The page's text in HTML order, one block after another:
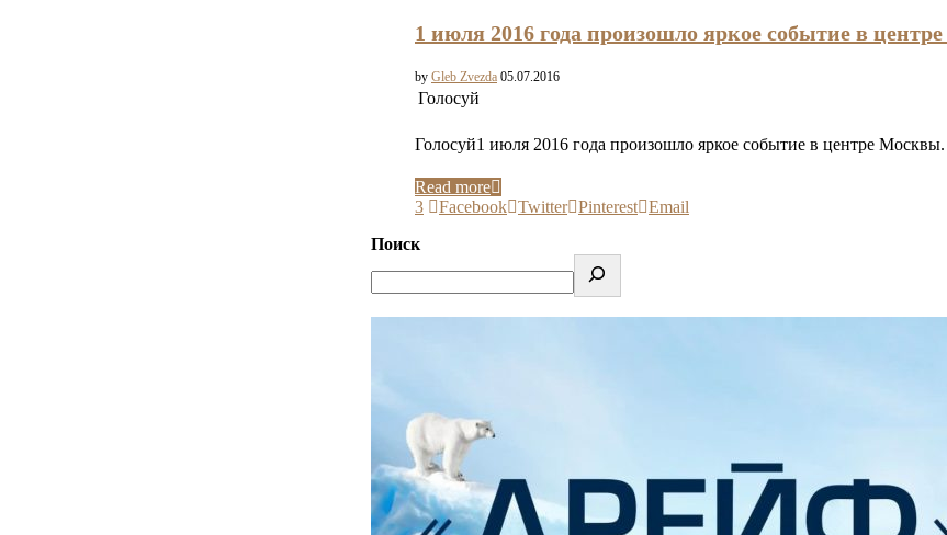
1 июля 2016 года произошло яркое событие в
by Gleb Zvezda 05.07.2016
Голосуй
Голосуй1 июля 2016 года произошло яркое событие в центре
Read more
3
Facebook Twitter Pinterest Email
Поиск